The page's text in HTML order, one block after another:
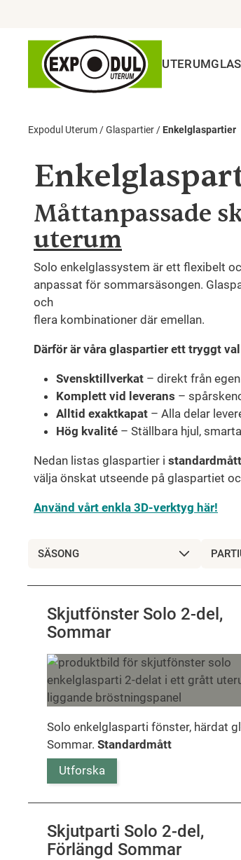
UTERUM
Expodul Uterum /Glaspartier / Enkelglaspartier
Måttanpassade
uterum
Solo enkelglassystem är ett flexibelt
anpassat för sommarsäsongen.
och
flera kombinationer där emellan.
Därför är våra glaspartier ett tryggt
Svensktillverkat – direkt från
Komplett vid leverans –
Alltid exaktkapat – Alla delar
Hög kvalité – Ställbara hjul,
Nedan listas glaspartier i standardmått
välja önskat utseende på glaspartiet
Använd vårt enkla 3D-verktyg här!
SÄSONG
Skjutfönster Solo 2-del,
Sommar
Solo enkelglasparti fönster, härdat
Sommar.Standardmått
Utforska
Skjutparti Solo 2-del,
Förlängd Sommar